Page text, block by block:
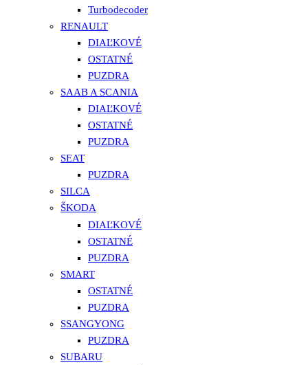
Turbodecoder
RENAULT
DIAĽKOVÉ
OSTATNÉ
PUZDRA
SAAB A SCANIA
DIAĽKOVÉ
OSTATNÉ
PUZDRA
SEAT
PUZDRA
SILCA
ŠKODA
DIAĽKOVÉ
OSTATNÉ
PUZDRA
SMART
OSTATNÉ
PUZDRA
SSANGYONG
PUZDRA
SUBARU